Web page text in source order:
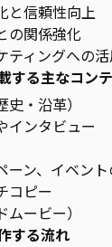
と信頼性向上
の関係強化
ティングへの
する主なコン
・沿革）
インタビュー
ーン、イベン
コピー
ービー）
する流れ